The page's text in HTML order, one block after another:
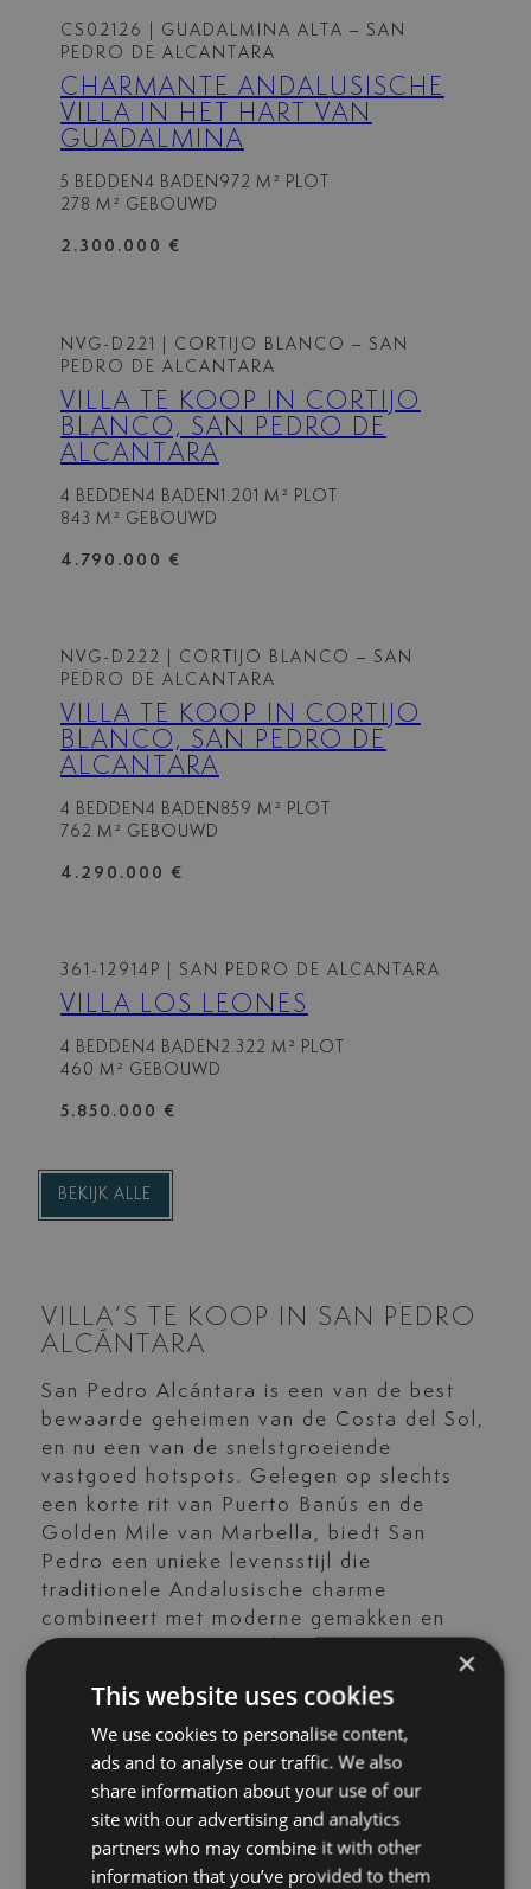
CS02126
| GUADALMINA ALTA – SAN
PEDRO DE ALCANTARA
CHARMANTE ANDALUSISCHE
VILLA IN HET HART VAN
GUADALMINA
5 BEDDEN 4 BADEN 972 M² PLOT
278 M² GEBOUWD
2.300.000 €
NVG-D221
| CORTIJO BLANCO – SAN
PEDRO DE ALCANTARA
VILLA TE KOOP IN CORTIJO
BLANCO, SAN PEDRO DE
ALCANTARA
4 BEDDEN 4 BADEN 1.201 M² PLOT
843 M² GEBOUWD
4.790.000 €
NVG-D222
| CORTIJO BLANCO – SAN
PEDRO DE ALCANTARA
VILLA TE KOOP IN CORTIJO
BLANCO, SAN PEDRO DE
ALCANTARA
4 BEDDEN 4 BADEN 859 M² PLOT
762 M² GEBOUWD
4.290.000 €
361-12914P | SAN PEDRO DE ALCANTARA
VILLA LOS LEONES
4 BEDDEN 4 BADEN 2.322 M² PLOT
460 M² GEBOUWD
5.850.000 €
BEKIJK ALLE
VILLA’S TE KOOP IN SAN PEDRO
ALCÁNTARA
San Pedro Alcántara is een van de best
bewaarde geheimen van de Costa del Sol,
en nu een van de snelstgroeiende
vastgoed hotspots. Gelegen op slechts
een korte rit van Puerto Banús en de
Golden Mile van Marbella, biedt San
Pedro een unieke levensstijl die
traditionele Andalusische charme
combineert met moderne gemakken en
een ontspannen strandsfeer.
Bij Luxury Living Marbella bieden wij een
zorgvuldig samengestelde selectie villa’s
te koop in San Pedro de Alcántara,
variërend van moderne woningen aan het
strand tot elegante villa’s verscholen in
groene woonwijken zoals
Linda Vista
Cortijo Blanco
en Guadalmina
. Of je nou
×
This website uses cookies
We use cookies to personalise content,
ads and to analyse our traffic. We also
share information about your use of our
site with our advertising and analytics
partners who may combine it with other
information that you’ve provided to them